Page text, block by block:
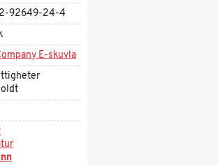
92649-24-4
E-skuvla